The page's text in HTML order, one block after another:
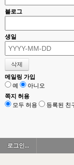
블로그
생일
메일링 가입
예
아니오
쪽지 허용
모두 허용
등록된 친
로그인...